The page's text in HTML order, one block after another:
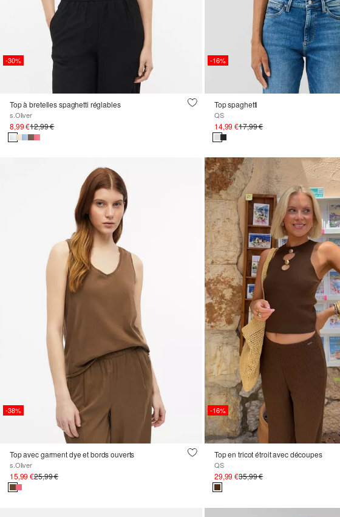
-30%
Top à bretelles spaghetti réglables
s.Oliver
8,99 €12,99 €
-16%
Top spaghetti
QS
14,99 €17,99 €
-38%
Top avec garment dye et bords ouverts
s.Oliver
15,99 €25,99 €
-16%
Top en tricot étroit avec découpes
QS
29,99 €35,99 €